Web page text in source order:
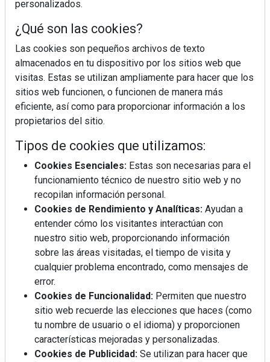
personalizados.
¿Qué son las cookies?
Las cookies son pequeños archivos de texto
almacenados en tu dispositivo por los sitios web que
visitas. Estas se utilizan ampliamente para hacer que los
sitios web funcionen, o funcionen de manera más
eficiente, así como para proporcionar información a los
propietarios del sitio.
Tipos de cookies que utilizamos:
Cookies Esenciales: Estas son necesarias para el
funcionamiento técnico de nuestro sitio web y no
recopilan información personal.
Cookies de Rendimiento y Analíticas: Ayudan a
entender cómo los visitantes interactúan con
nuestro sitio web, proporcionando información
sobre las áreas visitadas, el tiempo de visita y
cualquier problema encontrado, como mensajes de
error.
Cookies de Funcionalidad: Permiten que nuestro
sitio web recuerde las elecciones que haces (como
tu nombre de usuario o el idioma) y proporcionen
características mejoradas y personalizadas.
Cookies de Publicidad: Se utilizan para hacer que